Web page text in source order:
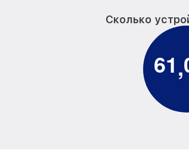
Сколько
61,